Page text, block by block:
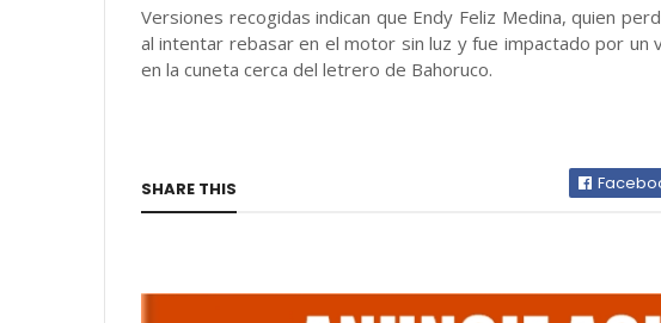
Versiones recogidas indican que Endy Feliz Medina, quien
al intentar rebasar en el motor sin luz y fue impactado por un
en la cuneta cerca del letrero de Bahoruco.
SHARE THIS